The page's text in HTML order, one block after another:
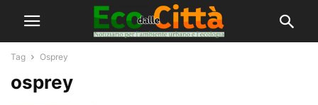
Tag Osprey
osprey